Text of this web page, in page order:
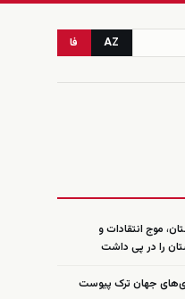
AZ فا
موج انتقادات و
را در پی داشت
جهان ترک پیوست